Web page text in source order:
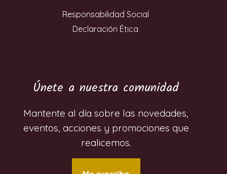
Responsabilidad Social
Declaración Ética
Únete a nuestra comunidad
Mantente al día sobre las novedades,
eventos, acciones y promociones que
realicemos.